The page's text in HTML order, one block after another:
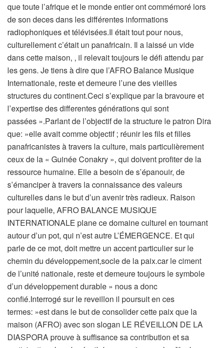
que toute l’afrique et le monde entier ont commémoré lors
de son deces dans les différentes informations
radiophoniques et télévisées.Il était tout pour nous,
culturellement c’était un panafricain. Il a laissé un vide
dans cette maison, , il relevait toujours le défi attendu par
les gens. Je tiens à dire que l’AFRO Balance Musique
Internationale, reste et demeure l’une des vieilles
structures du continent.Ceci s’explique par la bravoure et
l’expertise des differentes générations qui sont
passées ».Parlant de l’objectif de la structure le patron Dira
que: »elle avait comme objectif ; réunir les fils et filles
panafricanistes à travers la culture, mais particulièrement
ceux de la « Guinée Conakry », qui doivent profiter de la
ressource humaine. Elle a besoin de s’épanouir, de
s’émanciper à travers la connaissance des valeurs
culturelles dans le but d’un avenir très radieux. Raison
pour laquelle, AFRO BALANCE MUSIQUE
INTERNATIONALE plane ce domaine culturel en tournant
autour d’un pot, qui n’est autre L’ÉMERGENCE. Et qui
parle de ce mot, doit mettre un accent particulier sur le
chemin du développement,socle de la paix.car le ciment
de l’unité nationale, reste et demeure toujours le symbole
d’un développement durable » nous a donc
confié.Interrogé sur le reveillon il poursuit en ces
termes: »est dans le but de consolider cette paix que la
maison (AFRO) avec son slogan LE RÉVEILLON DE LA
DIASPORA prouve à suffisance sa contribution et sa